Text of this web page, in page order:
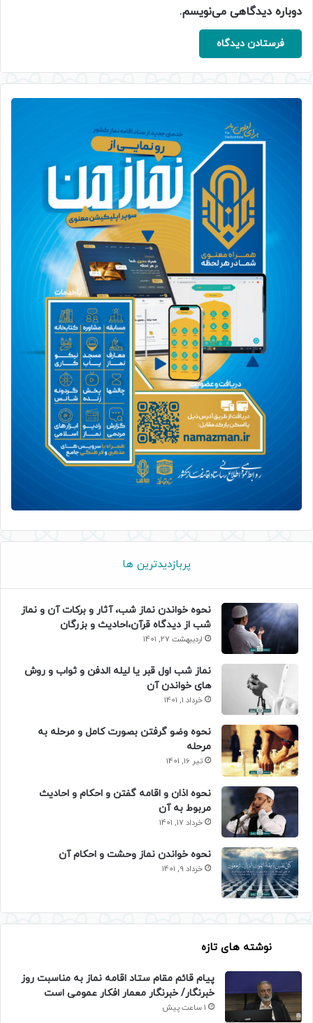
دوباره دیدگاهی می‌نویسم.
پربازدیدترین ها
نحوه خواندن نماز شب، آثار و برکات آن و نماز
شب از دیدگاه قرآن،احادیث و بزرگان
اردیبهشت 27, 1401
نماز شب اول قبر یا لیله الدفن و ثواب و روش
های خواندن آن
خرداد 1, 1401
نحوه وضو گرفتن بصورت کامل و مرحله به
مرحله
تیر 16, 1401
نحوه اذان و اقامه گفتن و احکام و احادیث
مربوط به آن
خرداد 17, 1401
نحوه خواندن نماز وحشت و احکام آن
خرداد 9, 1401
نوشته های تازه
پیام قائم مقام ستاد اقامه نماز به مناسبت روز
خبرنگار/ خبرنگار معمار افکار عمومی است
1 ساعت پیش